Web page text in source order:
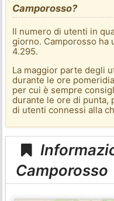
Camporosso?
Il numero di utenti in
giorno. Camporosso ha
4.295.
La maggior parte degli
durante le ore
per cui è sempre
durante le ore di punta,
di utenti connessi alla
Camporosso